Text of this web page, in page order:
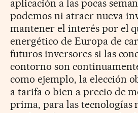
aplicación a las pocas
podemos ni atraer nueva
mantener el interés por el
energético de Europa de
futuros inversores si las
contorno son
como ejemplo, la elección
a tarifa o bien a precio de
prima, para las tecnologías